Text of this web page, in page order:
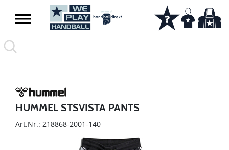
HUMMEL STSVISTA PANTS
Art.Nr.: 218868-2001-140